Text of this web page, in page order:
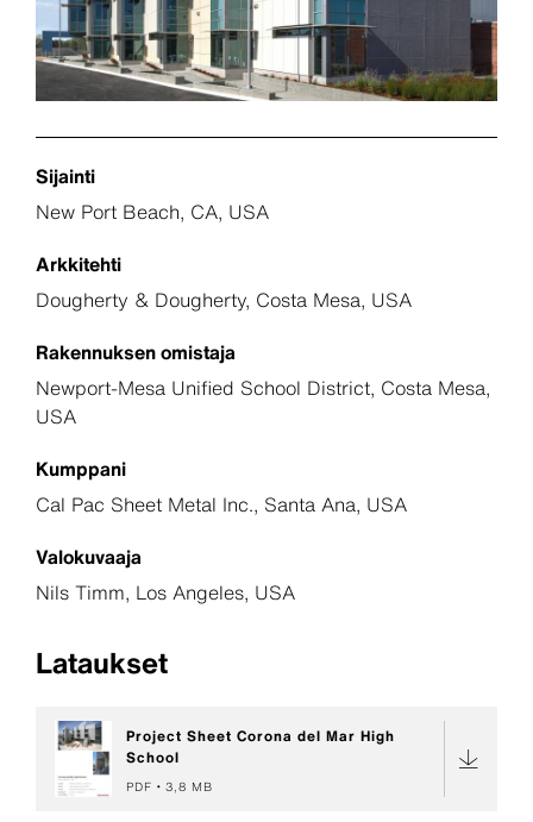
Sijainti
New Port Beach, CA, USA
Arkkitehti
Dougherty & Dougherty, Costa Mesa, USA
Rakennuksen omistaja
Newport-Mesa Unified School District, Costa Mesa,
USA
Kumppani
Cal Pac Sheet Metal Inc., Santa Ana, USA
Valokuvaaja
Nils Timm, Los Angeles, USA
Lataukset
Project Sheet Corona del Mar High
School
PDF 3,8 MB